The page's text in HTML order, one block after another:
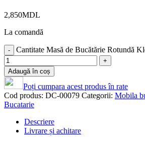
2,850MDL
La comandă
Cantitate Masă de Bucătărie Rotundă
Adaugă în coș
Poți cumpara acest produs în rate
Cod produs: DC-00079 Categorii: Mobila
Bucatarie
Descriere
Livrare și achitare